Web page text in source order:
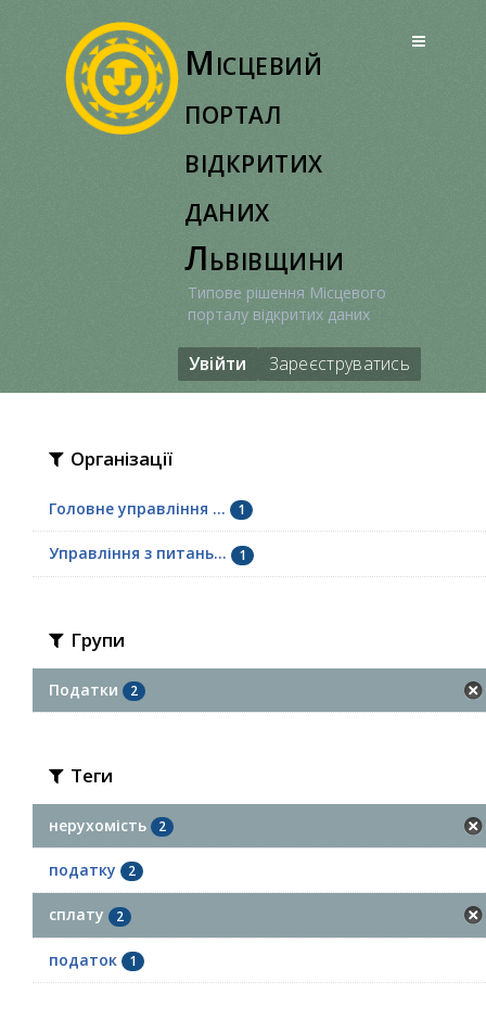
Місцевий
портал
відкритих
даних
Львівщини
Типове рішення Місцевого
порталу відкритих даних
Увійти Зареєструватись
Організації
Головне управління ... 1
Управління з питань... 1
Групи
Податки 2
Теги
нерухомість 2
податку 2
сплату 2
податок 1